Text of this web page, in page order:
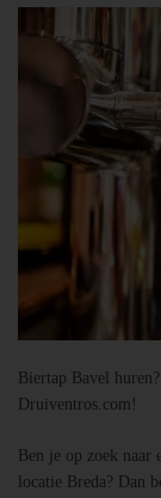
Biertap Bavel
Druiventros.com!
Ben je op zoek naar
locatie Breda? Dan